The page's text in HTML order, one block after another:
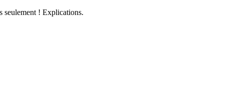
seulement ! Explications.